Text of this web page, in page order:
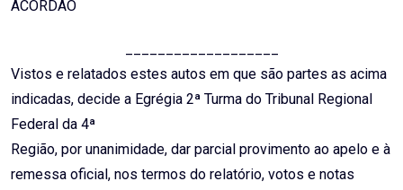
ACÓRDÃO
Vistos e relatados estes autos em que são partes as acima
indicadas, decide a Egrégia 2ª Turma do Tribunal Regional
Federal da 4ª
Região, por unanimidade, dar parcial provimento ao apelo e à
remessa oficial, nos termos do relatório, votos e notas